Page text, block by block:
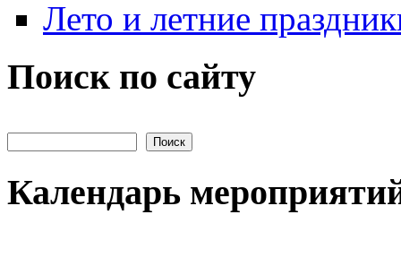
Лето и летние
Поиск по сайту
Календарь